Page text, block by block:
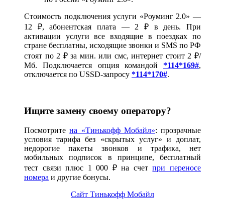
Стоимость подключения услуги «Роуминг 2.0» —
12 ₽, абонентская плата — 2 ₽ в день. При
активации услуги все входящие в поездках по
стране бесплатны, исходящие звонки и SMS по РФ
стоят по 2 ₽ за мин. или смс, интернет стоит 2 ₽/
Мб. Подключается опция командой *114*169#,
отключается по USSD-запросу *114*170#.
Ищите замену своему оператору?
Посмотритена «Тинькофф Мобайл»: прозрачные
условия тарифа без «скрытых услуг» и доплат,
недорогие пакеты звонков и трафика, нет
мобильных подписок в принципе, бесплатный
тест связи плюс 1 000 ₽ на счетпри переносе
номера и другие бонусы.
Сайт Тинькофф Мобайл